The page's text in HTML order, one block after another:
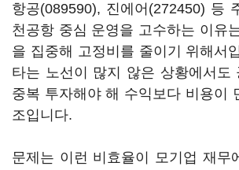
항공(089590), 진에어(272450) 등
천공항 중심 운영을 고수하는 이유
을 집중해 고정비를 줄이기 위해서
타는 노선이 많지 않은 상황에서도
중복 투자해야 해 수익보다 비용이
조입니다.
문제는 이런 비효율이 모기업 재무